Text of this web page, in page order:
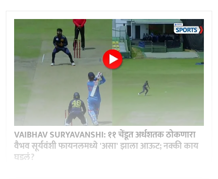
VAIBHAV SURYAVANSHI: ११ चेंडूत अर्धशतक ठोकणारा
वैभव सूर्यवंशी फायनलमध्ये 'असा' झाला आऊट; नक्की काय
घडलं?